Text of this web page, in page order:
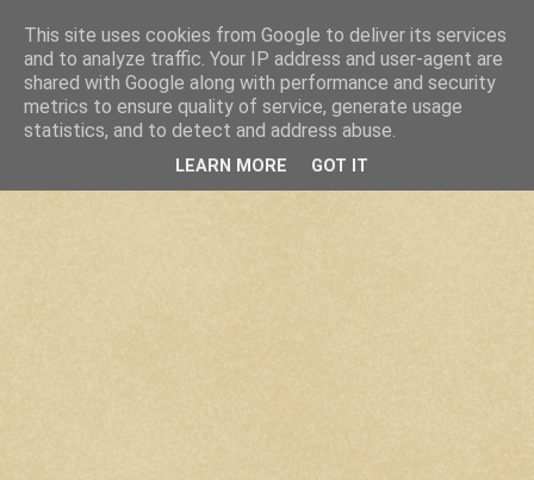
This site uses cookies from Google to deliver its services
and to analyze traffic. Your IP address and user-agent are
shared with Google along with performance and security
metrics to ensure quality of service, generate usage
statistics, and to detect and address abuse.
LEARN MORE GOT IT